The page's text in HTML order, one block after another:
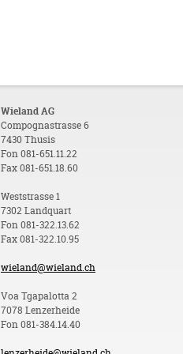
Wieland AG
Compognastrasse 6
7430 Thusis
Fon 081-651.11.22
Fax 081-651.18.60
Weststrasse 1
7302 Landquart
Fon 081-322.13.62
Fax 081-322.10.95
wieland@wieland.ch
Voa Tgapalotta 2
7078 Lenzerheide
Fon 081-384.14.40